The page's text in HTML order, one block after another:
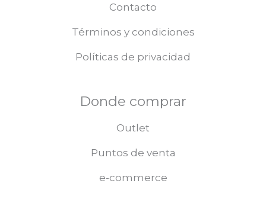
Contacto
Términos y condiciones
Políticas de privacidad
Donde comprar
Outlet
Puntos de venta
e-commerce